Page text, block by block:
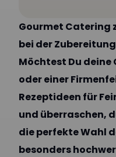
Gourmet Catering
bei der
Möchtest Du deine
oder einer
Rezeptideen für
und überraschen,
die perfekte Wahl
besonders